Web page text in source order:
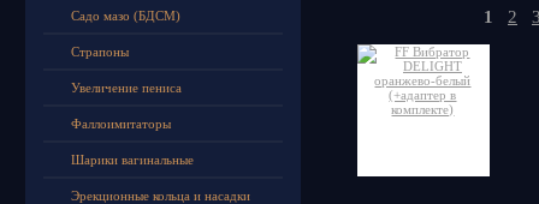
Садо мазо (БДСМ)
Страпоны
Увеличение пениса
Фаллоимитаторы
Шарики вагинальные
Эрекционные кольца и насадки
1 2